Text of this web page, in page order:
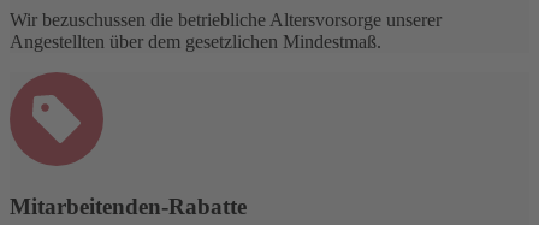
Wir bezuschussen die betriebliche Altersvorsorge unserer
Angestellten über dem gesetzlichen Mindestmaß.
Mitarbeitenden-Rabatte